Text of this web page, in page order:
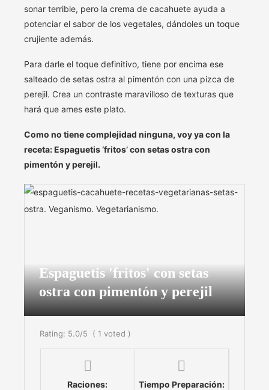
sonar terrible, pero la crema de cacahuete ayuda a
potenciar el sabor de los vegetales, dándoles un toque
crujiente además.
Para darle el toque definitivo, tiene por encima ese
salteado de setas ostra al pimentón con una pizca de
perejil. Crea un contraste maravilloso de texturas que
hará que ames este plato.
Como no tiene complejidad ninguna, voy ya con la
receta: Espaguetis ‘fritos’ con setas ostra con
pimentón y perejil.
Espaguetis 'fritos' con setas
ostra con pimentón y perejil
Rating: 5.0/5 ( 1 voted )
Raciones: Tiempo Preparación: